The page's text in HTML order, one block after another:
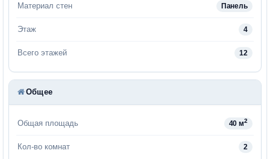
Материал стен Панель
Этаж 4
Всего этажей 12
Общее
Общая площадь 40 м2
Кол-во комнат 2